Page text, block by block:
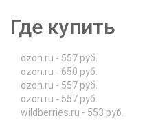
Где купить
ozon.ru - 557 руб.
ozon.ru - 650 руб.
ozon.ru - 557 руб.
ozon.ru - 557 руб.
wildberries.ru - 553 руб.